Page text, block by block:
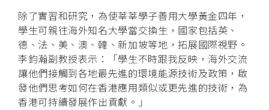
除了實習和研究，為使莘莘學子善用大學黃金四年，
學生可親往海外知名大學當交換生，國家包括英、
德、法、美、澳、韓、新加坡等地，拓展國際視野。
李鈞瀚副教授表示：「學生不時跟我反映，海外交流
讓他們接觸到各地最先進的環境能源技術及政策，啟
發他們思考如何在香港應用類似或更先進的技術，為
香港可持續發展作出貢獻。」